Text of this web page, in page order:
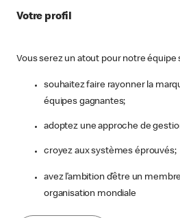
Votre profil
Vous serez un atout pour notre équipe
souhaitez faire rayonner la
équipes gagnantes;
adoptez une approche de
croyez aux systèmes éprouvés;
avez l’ambition d’être un
organisation mondiale